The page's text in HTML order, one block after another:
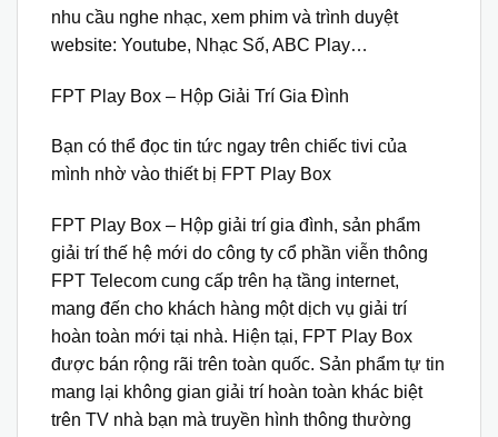
nhu cầu nghe nhạc, xem phim và trình duyệt
website: Youtube, Nhạc Số, ABC Play…
FPT Play Box – Hộp Giải Trí Gia Đình
Bạn có thể đọc tin tức ngay trên chiếc tivi của
mình nhờ vào thiết bị FPT Play Box
FPT Play Box – Hộp giải trí gia đình, sản phẩm
giải trí thế hệ mới do công ty cổ phần viễn thông
FPT Telecom cung cấp trên hạ tầng internet,
mang đến cho khách hàng một dịch vụ giải trí
hoàn toàn mới tại nhà. Hiện tại, FPT Play Box
được bán rộng rãi trên toàn quốc. Sản phẩm tự tin
mang lại không gian giải trí hoàn toàn khác biệt
trên TV nhà bạn mà truyền hình thông thường